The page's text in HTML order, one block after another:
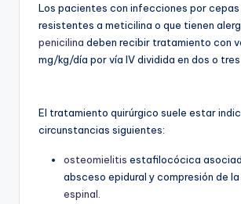
Los pacientes con infecciones por cepas
resistentes a meticilina o que tienen
penicilina deben recibir tratamiento con
mg/kg/día por vía IV dividida en dos o tres
El tratamiento quirúrgico suele estar
circunstancias siguientes:
osteomielitis estafilocócica
absceso epidural y compresión de la
espinal